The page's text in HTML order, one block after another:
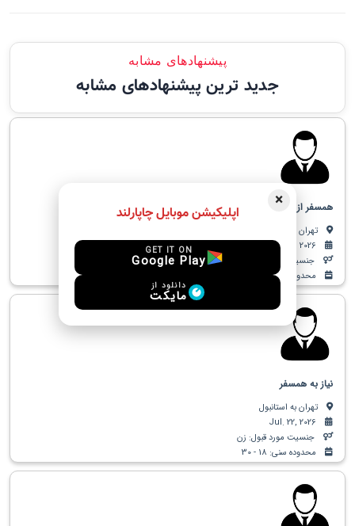
پیشنهادهای مشابه
جدید ترین پیشنهادهای مشابه
همسفر از هر جا به استانبول
تهران به استانبول
نیاز به همسفر
تهران به استانبول
×
اپلیکیشن موبایل چاپارلند
GET IT ON
Google Play
دانلود از
مایکت